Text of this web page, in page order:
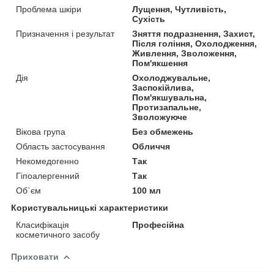
Проблема шкіри
Лущення, Чутливість,
Сухість
Призначення і результат
Зняття подразнення, Захист,
Після гоління, Охолодження,
Живлення, Зволоження,
Пом'якшення
Дія
Охолоджувальне,
Заспокійлива,
Пом'якшувальна,
Протизапальне,
Зволожуюче
Вікова група
Без обмежень
Область застосування
Обличчя
Некомедогенно
Так
Гіпоалергенний
Так
Об`єм
100 мл
Користувальницькі характеристики
Класифікація
косметичного засобу
Професійна
Приховати